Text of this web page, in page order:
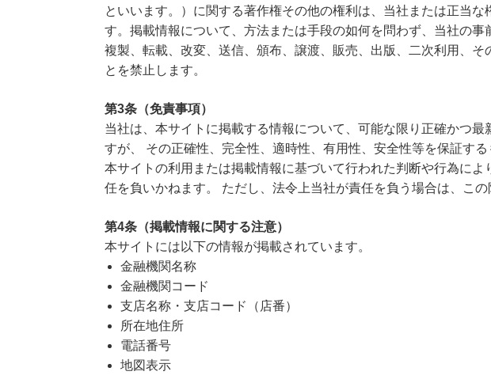
といいます。）に関する著作権その他の権利は、当社または正当な
す。掲載情報について、方法または手段の如何を問わず、当社の事
複製、転載、改変、送信、頒布、譲渡、販売、出版、二次利用、そ
とを禁止します。
第3条（免責事項）
当社は、本サイトに掲載する情報について、可能な限り正確かつ最
すが、 その正確性、完全性、適時性、有用性、安全性等を保証する
本サイトの利用または掲載情報に基づいて行われた判断や行為によ
任を負いかねます。 ただし、法令上当社が責任を負う場合は、この
第4条（掲載情報に関する注意）
本サイトには以下の情報が掲載されています。
金融機関名称
金融機関コード
支店名称・支店コード（店番）
所在地住所
電話番号
地図表示